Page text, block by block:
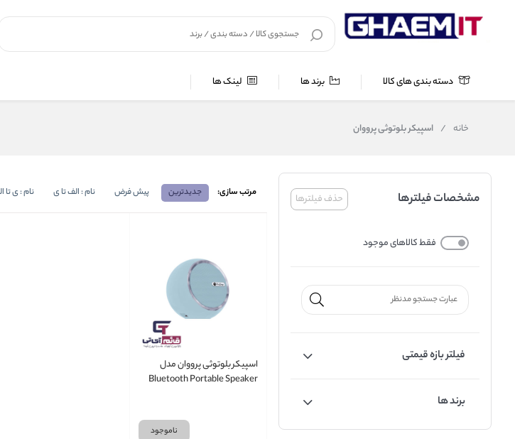
دسته بندی های کالا برند ها لینک ها
خانه / اسپیکر بلوتوثی پرووان
حذف فیلترها مشخصات فیلترها
فقط کالاهای موجود
فیلتر بازه قیمتی
برند ها
مرتب سازی: جدیدترین پیش فرض نام : الف تا ی نام : ی تا
اسپیکر بلوتوثی پرووان مدل
Bluetooth Portable Speaker
ناموجود